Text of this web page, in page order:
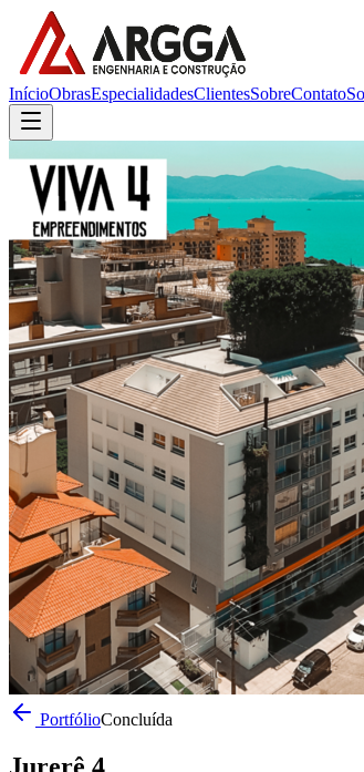
InícioObrasEspecialidadesClientesSobreContato
PortfólioConcluída